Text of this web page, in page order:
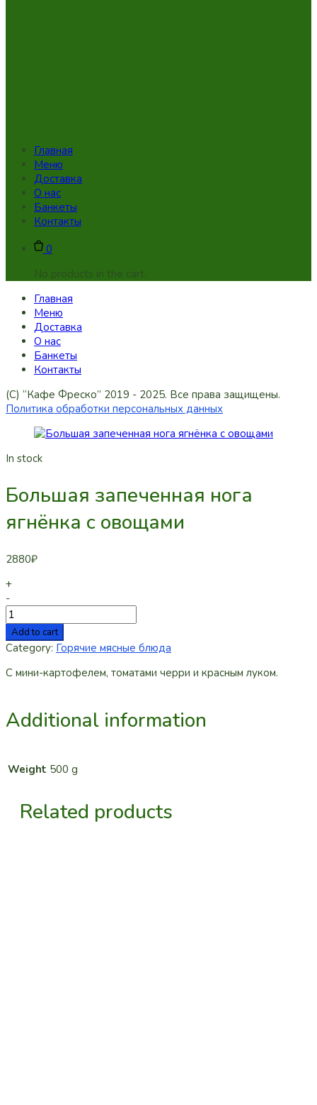
Главная
Меню
Доставка
О нас
Банкеты
Контакты
0
No products in the cart.
Главная
Меню
Доставка
О нас
Банкеты
Контакты
(C) “Кафе Фреско” 2019 - 2025. Все права защищены.
Политика обработки персональных данных
In stock
Большая запеченная нога
ягнёнка с овощами
2880₽
+
-
Add to cart
Category: Горячие мясные блюда
С мини-картофелем, томатами черри и красным луком.
Additional information
Weight 500 g
Related products